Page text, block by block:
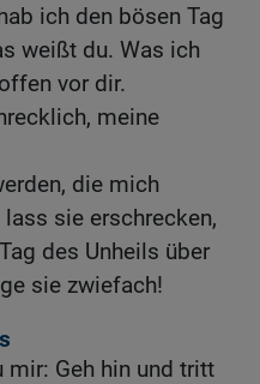
ich den bösen Tag
weißt du. Was ich
vor dir.
meine
die mich
sie erschrecken,
des Unheils über
sie zwiefach!
mir: Geh hin und tritt